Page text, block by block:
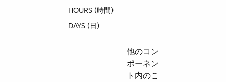
HOURS (時間)
DAYS (日)
他のコン
ポーネン
ト内のこ